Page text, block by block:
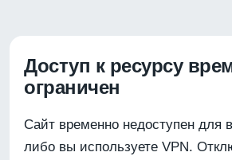
Доступ к ресурсу
ограничен
Сайт временно недоступен для
либо вы используете VPN.